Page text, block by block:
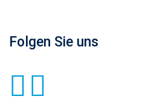
Folgen Sie uns